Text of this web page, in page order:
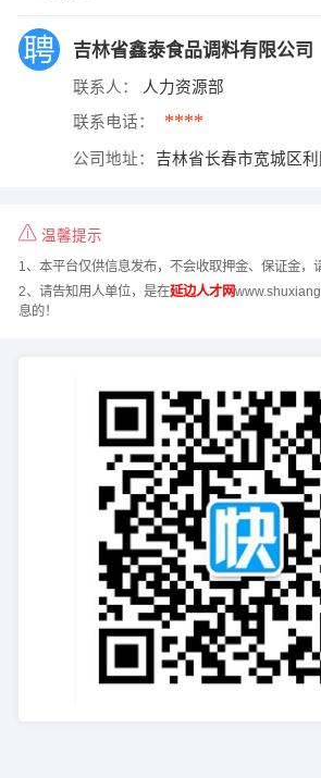
吉林省鑫泰食品调料有限公司
联系人： 人力资源部
联系电话： ****
公司地址： 吉林省长春市宽城区
温馨提示
1、本平台仅供信息发布，不会收取押金、保证金，
2、请告知用人单位，是在延边人才网
息的！